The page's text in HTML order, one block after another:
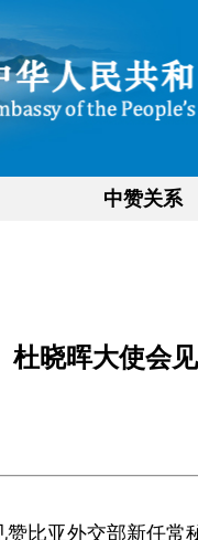
中赞关系
杜晓晖大使会
赞比亚外交部新任常